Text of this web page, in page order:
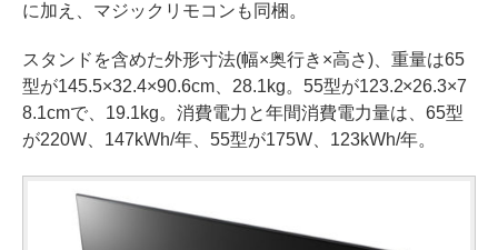
に加え、マジックリモコンも同梱。
スタンドを含めた外形寸法(幅×奥行き×高さ)、重量は65
型が145.5×32.4×90.6cm、28.1kg。55型が123.2×26.3×7
8.1cmで、19.1kg。消費電力と年間消費電力量は、65型
が220W、147kWh/年、55型が175W、123kWh/年。